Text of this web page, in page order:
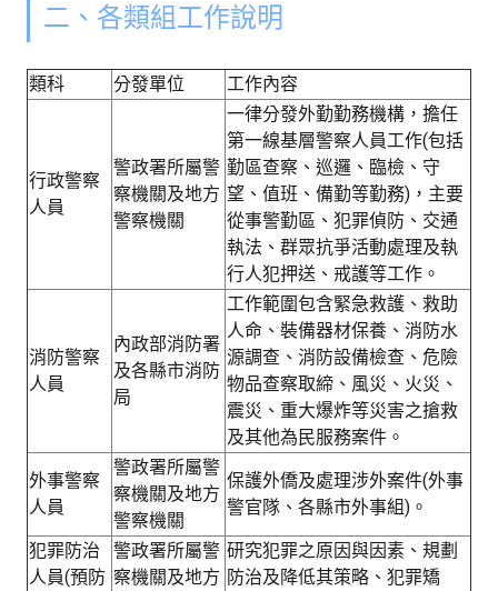
二、各類組工作說明
類科 分發單位 工作內容
行政警察
人員
警政署所屬警
察機關及地方
警察機關
一律分發外勤勤務機構，擔任
第一線基層警察人員工作(包括
勤區查察、巡邏、臨檢、守
望、值班、備勤等勤務)，主要
從事警勤區、犯罪偵防、交通
執法、群眾抗爭活動處理及執
行人犯押送、戒護等工作。
消防警察
人員
內政部消防署
及各縣市消防
局
工作範圍包含緊急救護、救助
人命、裝備器材保養、消防水
源調查、消防設備檢查、危險
物品查察取締、風災、火災、
震災、重大爆炸等災害之搶救
及其他為民服務案件。
外事警察
人員
警政署所屬警
察機關及地方
警察機關
保護外僑及處理涉外案件(外事
警官隊、各縣市外事組)。
犯罪防治
人員(預防
警政署所屬警
察機關及地方
研究犯罪之原因與因素、規劃
防治及降低其策略、犯罪矯